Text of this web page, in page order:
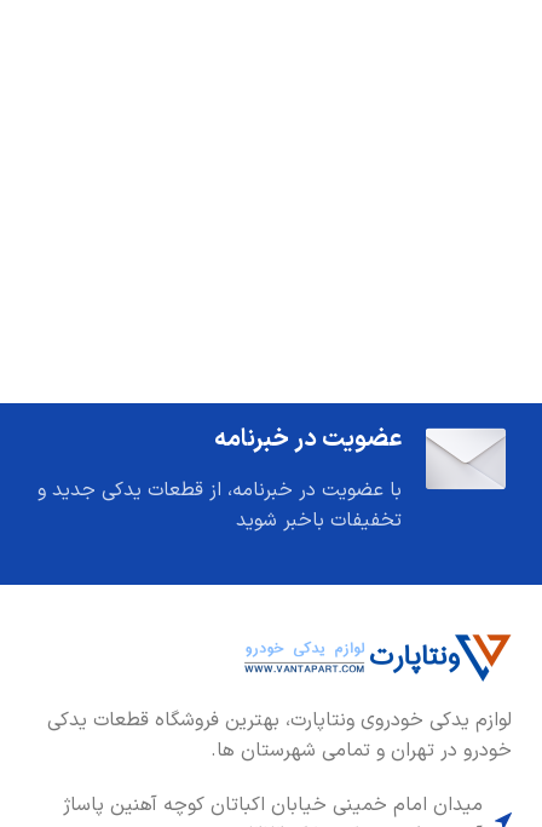
عضویت در خبرنامه
با عضویت در خبرنامه، از قطعات یدکی جدید و
تخفیفات باخبر شوید
لوازم یدکی خودروی ونتاپارت، بهترین فروشگاه قطعات یدکی
خودرو در تهران و تمامی شهرستان ها.
میدان امام خمینی خیابان اکباتان کوچه آهنین پاساژ